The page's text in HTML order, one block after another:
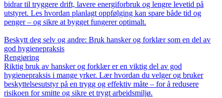
bidrar til tryggere drift, lavere energiforbruk og lengre levetid på
utstyret. Les hvordan planlagt oppfølging kan spare både tid og
penger – og sikre at bygget fungerer optimalt.
Beskytt deg selv og andre: Bruk hansker og forklær som en del av
god hygienepraksis
Rengjøring
Riktig bruk av hansker og forklær er en viktig del av god
hygienepraksis i mange yrker. Lær hvordan du velger og bruker
beskyttelsesutstyr på en trygg og effektiv måte – for å redusere
risikoen for smitte og sikre et trygt arbeidsmiljø.